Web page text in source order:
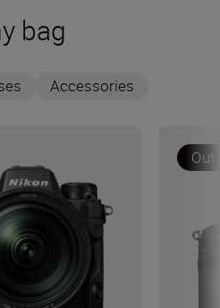
bag
Accessories